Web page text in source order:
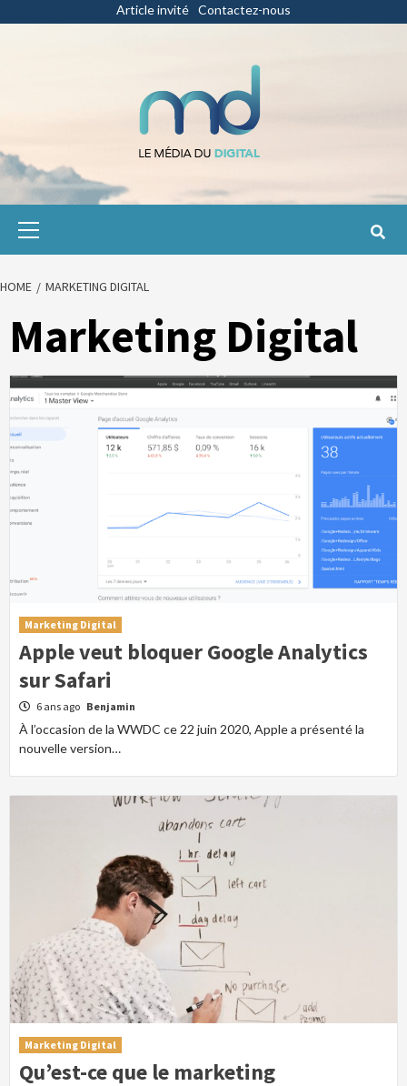
Article invité Contactez-nous
Primary
HOME MARKETING DIGITAL
Marketing Digital
Marketing Digital
Apple veut bloquer Google Analytics
sur Safari
6 ans ago Benjamin
À l’occasion de la WWDC ce 22 juin 2020, Apple a présenté la
nouvelle version…
Marketing Digital
Qu’est-ce que le marketing